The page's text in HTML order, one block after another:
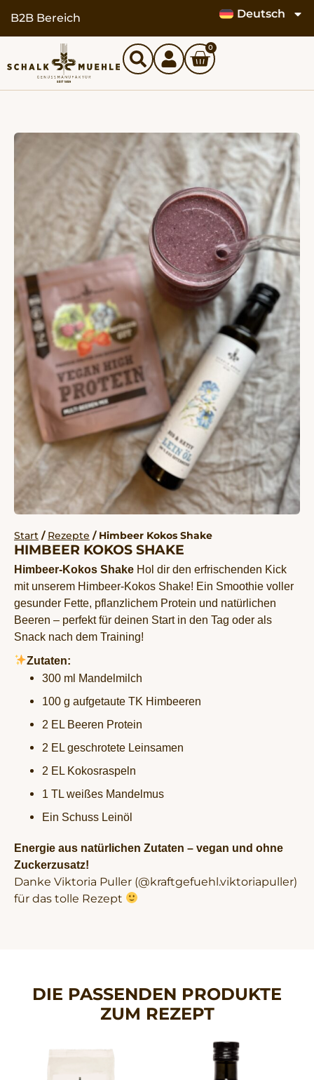
B2B Bereich Deutsch
0
Start / Rezepte / Himbeer Kokos Shake
HIMBEER KOKOS SHAKE
Himbeer-Kokos Shake Hol dir den erfrischenden Kick
mit unserem Himbeer-Kokos Shake! Ein Smoothie voller
gesunder Fette, pflanzlichem Protein und natürlichen
Beeren – perfekt für deinen Start in den Tag oder als
Snack nach dem Training!
Zutaten:
300 ml Mandelmilch
100 g aufgetaute TK Himbeeren
2 EL Beeren Protein
2 EL geschrotete Leinsamen
2 EL Kokosraspeln
1 TL weißes Mandelmus
Ein Schuss Leinöl
Energie aus natürlichen Zutaten – vegan und ohne
Zuckerzusatz!
Danke Viktoria Puller (@kraftgefuehl.viktoriapuller)
für das tolle Rezept
DIE PASSENDEN PRODUKTE
ZUM REZEPT